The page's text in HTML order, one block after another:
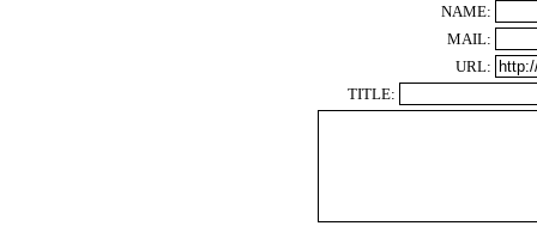
NAME:
MAIL:
URL:
TITLE: